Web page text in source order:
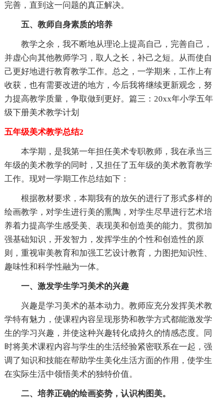
完善，直到这一问题的真正解决。
五、教师自身素质的培养
教学之余，我不断地从理论上提高自己，完善自己，
并虚心向其他教师学习，取人之长，补己之短。从而使自
己更好地进行教育教学工作。总之，一学期来，工作上有
收获，也有需要改进的地方，今后我将继续更新观念，努
力提高教学质量，争取做到更好。篇三：20xx年小学五年
级下册美术教学计划
五年级美术教学总结2
本学期，是我第一年担任美术专职教师，我在承当三
年级的美术教学的同时，又担任了五年级的美术教育教学
工作。现对一学期工作总结如下：
根据教材要求，本期我有的放矢的进行了形式多样的
绘画教学，对学生进行美的熏陶，对学生尽早进行艺术培
养着力提高学生感受美、表现美和创造美的能力。贯彻加
强基础知识，开发智力，发挥学生的个性和创造性的原
则，重视审美教育和加强工艺设计教育，力图把知识性、
趣味性和科学性融为一体。
一、激发学生学习美术的兴趣
兴趣是学习美术的基本动力。教师应充分发挥美术教
学特有魅力，使课程内容呈现形势和教学方式都能激发学
生的学习兴趣，并使这种兴趣转化成持久的情感态度。同
时将美术课程内容与学生的生活经验紧密联系在一起，强
调了知识和技能在帮助学生美化生活方面的作用，使学生
在实际生活中领悟美术的独特价值。
二、培养正确的绘画姿势，认识构图美。